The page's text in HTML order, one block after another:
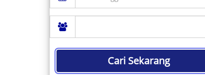
Cari Sekarang